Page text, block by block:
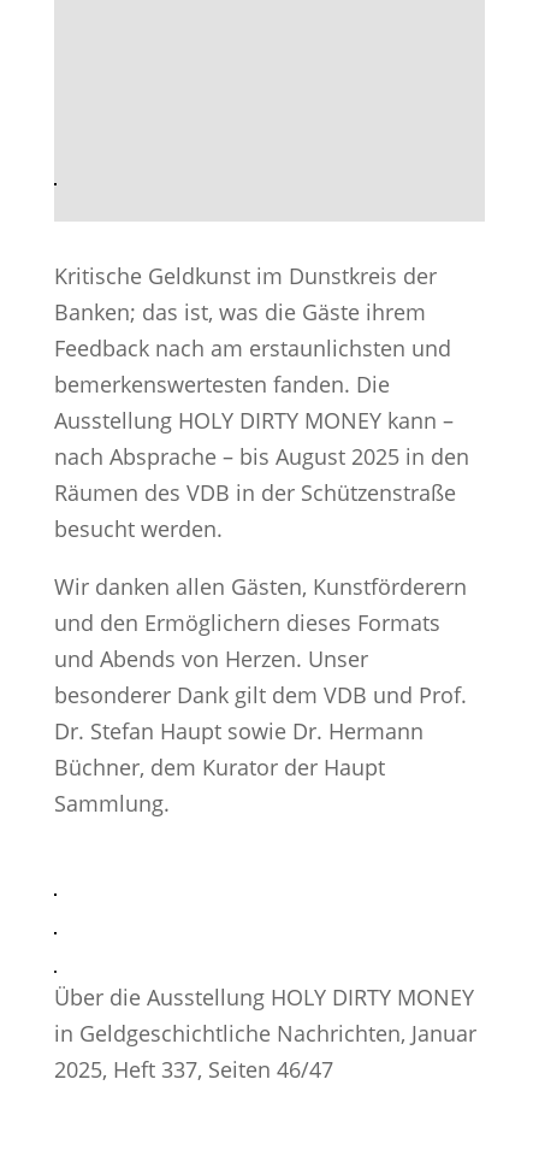
Kritische Geldkunst im Dunstkreis der
Banken; das ist, was die Gäste ihrem
Feedback nach am erstaunlichsten und
bemerkenswertesten fanden. Die
Ausstellung HOLY DIRTY MONEY kann –
nach Absprache – bis August 2025 in den
Räumen des VDB in der Schützenstraße
besucht werden.
Wir danken allen Gästen, Kunstförderern
und den Ermöglichern dieses Formats
und Abends von Herzen. Unser
besonderer Dank gilt dem VDB und Prof.
Dr. Stefan Haupt sowie Dr. Hermann
Büchner, dem Kurator der Haupt
Sammlung.
Über die Ausstellung HOLY DIRTY MONEY
in Geldgeschichtliche Nachrichten, Januar
2025, Heft 337, Seiten 46/47